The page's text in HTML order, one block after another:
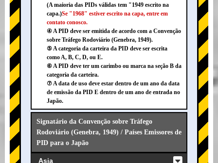
(A maioria das PIDs válidas tem "1949 escrito na
capa.)Se "1968" estiver escrito na capa, entre em
contato conosco.
④ A PID deve ser emitida de acordo com a Convenção
sobre Tráfego Rodoviário (Genebra, 1949).
⑤ A categoria da carteira da PID deve ser escrita
como A, B, C, D, ou E.
⑥ A PID deve ter um carimbo ou marca na seção B da
categoria da carteira.
⑦ A data de uso deve estar dentro de um ano da data
de emissão da PID E dentro de um ano de entrada no
Japão.
Signatário da Convenção sobre Tráfego
Rodoviário (Genebra, 1949) / Países Emissores de
PID para o Japão
Asia